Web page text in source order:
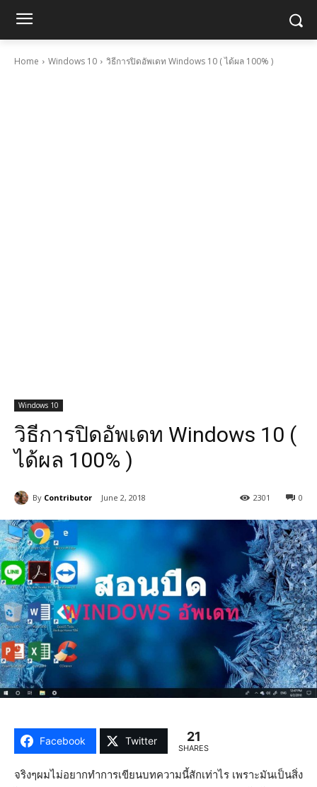
Home Windows 10 วิธีการปิดอัพเดท Windows 10 ( ได้ผล 100% )
Windows 10
วิธีการปิดอัพเดท Windows 10 (
ได้ผล 100% )
By Contributor June 2, 2018 0
2301
Facebook Twitter 21
SHARES
จริงๆผมไม่อยากทำการเขียนบทความนี้สักเท่าไร เพราะมันเป็นสิ่ง